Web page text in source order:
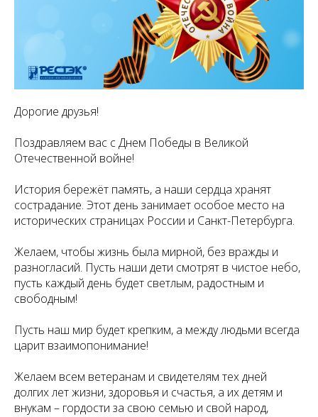
Дорогие друзья!
Поздравляем вас с Днем Победы в Великой
Отечественной войне!
История бережёт память, а наши сердца хранят
сострадание. Этот день занимает особое место на
исторических страницах России и Санкт-Петербурга.
Желаем, чтобы жизнь была мирной, без вражды и
разногласий. Пусть наши дети смотрят в чистое небо,
пусть каждый день будет светлым, радостным и
свободным!
Пусть наш мир будет крепким, а между людьми всегда
царит взаимопонимание!
Желаем всем ветеранам и свидетелям тех дней
долгих лет жизни, здоровья и счастья, а их детям и
внукам – гордости за свою семью и свой народ,